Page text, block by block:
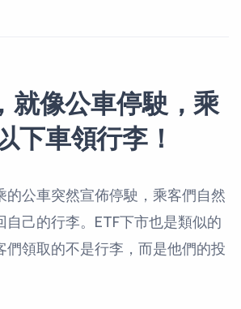
就像公車停駛，乘
下車領行李！
的公車突然宣佈停駛，乘客們自然
自己的行李。ETF下市也是類似的
們領取的不是行李，而是他們的投